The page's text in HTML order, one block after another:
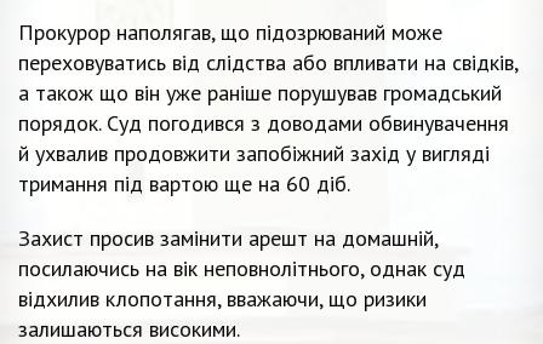
Прокурор наполягав, що підозрюваний може
переховуватись від слідства або впливати на свідків,
а також що він уже раніше порушував громадський
порядок. Суд погодився з доводами обвинувачення
й ухвалив продовжити запобіжний захід у вигляді
тримання під вартою ще на 60 діб.
Захист просив замінити арешт на домашній,
посилаючись на вік неповнолітнього, однак суд
відхилив клопотання, вважаючи, що ризики
залишаються високими.